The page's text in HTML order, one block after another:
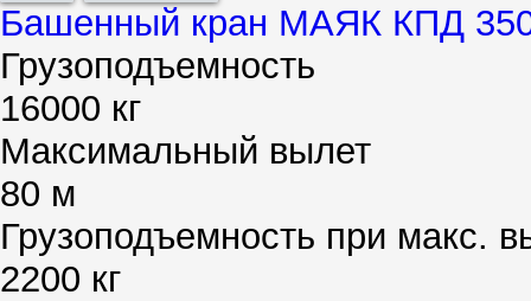
Башенный кран МАЯК КПД
Грузоподъемность
16000 кг
Максимальный вылет
80 м
Грузоподъемность при макс.
2200 кг